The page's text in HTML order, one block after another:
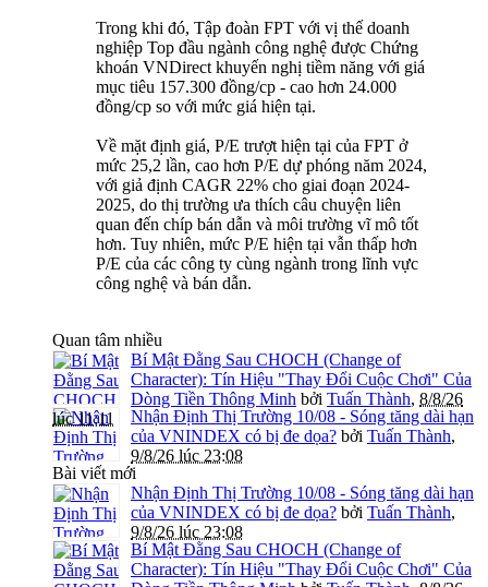
Trong khi đó, Tập đoàn FPT với vị thế doanh
nghiệp Top đầu ngành công nghệ được Chứng
khoán VNDirect khuyến nghị tiềm năng với giá
mục tiêu 157.300 đồng/cp - cao hơn 24.000
đồng/cp so với mức giá hiện tại.
Về mặt định giá, P/E trượt hiện tại của FPT ở
mức 25,2 lần, cao hơn P/E dự phóng năm 2024,
với giả định CAGR 22% cho giai đoạn 2024-
2025, do thị trường ưa thích câu chuyện liên
quan đến chíp bán dẫn và môi trường vĩ mô tốt
hơn. Tuy nhiên, mức P/E hiện tại vẫn thấp hơn
P/E của các công ty cùng ngành trong lĩnh vực
công nghệ và bán dẫn.
Quan tâm nhiều
Bí Mật Đằng Sau CHOCH (Change of
Character): Tín Hiệu "Thay Đổi Cuộc Chơi" Của
Dòng Tiền Thông Minh bởi Tuấn Thành, 8/8/26
lúc 11:11
Nhận Định Thị Trường 10/08 - Sóng tăng dài hạn
của VNINDEX có bị đe dọa? bởi Tuấn Thành,
9/8/26 lúc 23:08
Bài viết mới
Nhận Định Thị Trường 10/08 - Sóng tăng dài hạn
của VNINDEX có bị đe dọa? bởi Tuấn Thành,
9/8/26 lúc 23:08
Bí Mật Đằng Sau CHOCH (Change of
Character): Tín Hiệu "Thay Đổi Cuộc Chơi" Của